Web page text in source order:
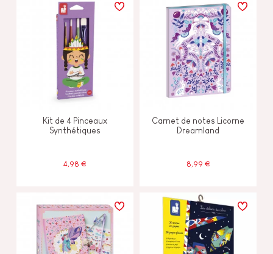
Kit de 4 Pinceaux
Synthétiques
4,98 €
Carnet de notes Licorne
Dreamland
8,99 €